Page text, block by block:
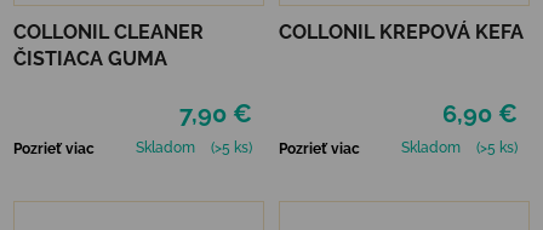
COLLONIL CLEANER
ČISTIACA GUMA
7,90 €
Pozrieť viac Skladom (>5 ks)
COLLONIL KREPOVÁ KEFA
6,90 €
Pozrieť viac Skladom (>5 ks)